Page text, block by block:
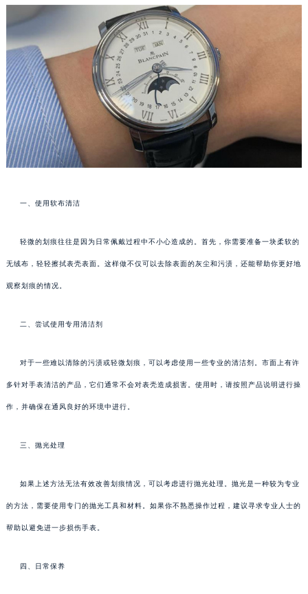
一、使用软布清洁
轻微的划痕往往是因为日常佩戴过程中不小心造成的。首先，你需要准备一块柔软的
无绒布，轻轻擦拭表壳表面。这样做不仅可以去除表面的灰尘和污渍，还能帮助你更好地
观察划痕的情况。
二、尝试使用专用清洁剂
对于一些难以清除的污渍或轻微划痕，可以考虑使用一些专业的清洁剂。市面上有许
多针对手表清洁的产品，它们通常不会对表壳造成损害。使用时，请按照产品说明进行操
作，并确保在通风良好的环境中进行。
三、抛光处理
如果上述方法无法有效改善划痕情况，可以考虑进行抛光处理。抛光是一种较为专业
的方法，需要使用专门的抛光工具和材料。如果你不熟悉操作过程，建议寻求专业人士的
帮助以避免进一步损伤手表。
四、日常保养